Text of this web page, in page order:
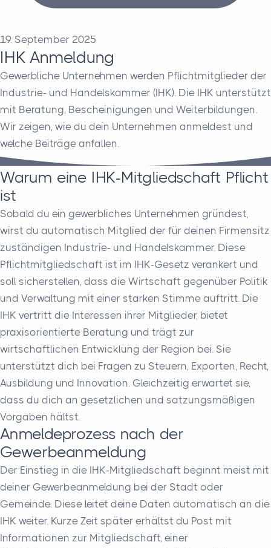
19. September 2025
IHK Anmeldung
Gewerbliche Unternehmen werden Pflichtmitglieder der
Industrie- und Handelskammer (IHK). Die IHK unterstützt
mit Beratung, Bescheinigungen und Weiterbildungen.
Wir zeigen, wie du dein Unternehmen anmeldest und
welche Beiträge anfallen.
Warum eine IHK-Mitgliedschaft Pflicht
ist
Sobald du ein gewerbliches Unternehmen gründest,
wirst du automatisch Mitglied der für deinen Firmensitz
zuständigen Industrie- und Handelskammer. Diese
Pflichtmitgliedschaft ist im IHK-Gesetz verankert und
soll sicherstellen, dass die Wirtschaft gegenüber Politik
und Verwaltung mit einer starken Stimme auftritt. Die
IHK vertritt die Interessen ihrer Mitglieder, bietet
praxisorientierte Beratung und trägt zur
wirtschaftlichen Entwicklung der Region bei. Sie
unterstützt dich bei Fragen zu Steuern, Exporten, Recht,
Ausbildung und Innovation. Gleichzeitig erwartet sie,
dass du dich an gesetzlichen und satzungsmäßigen
Vorgaben hältst.
Anmeldeprozess nach der
Gewerbeanmeldung
Der Einstieg in die IHK-Mitgliedschaft beginnt meist mit
deiner Gewerbeanmeldung bei der Stadt oder
Gemeinde. Diese leitet deine Daten automatisch an die
IHK weiter. Kurze Zeit später erhältst du Post mit
Informationen zur Mitgliedschaft, einer